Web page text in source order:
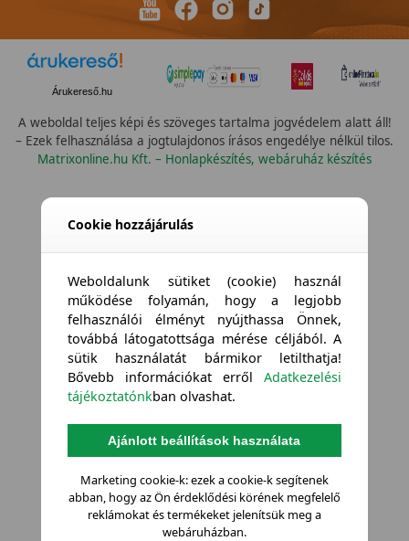
Árukereső.hu
A weboldal teljes képi és szöveges tartalma jogvédelem alatt áll!
– Ezek felhasználása a jogtulajdonos írásos engedélye nélkül tilos.
Matrixonline.hu Kft. – Honlapkészítés, webáruház készítés
Cookie hozzájárulás
Weboldalunk sütiket (cookie) használ
működése folyamán, hogy a legjobb
felhasználói élményt nyújthassa Önnek,
továbbá látogatottsága mérése céljából. A
sütik használatát bármikor letilthatja!
Bővebb információkat errőlAdatkezelési
tájékoztatónkban olvashat.
Ajánlott beállítások használata
Marketing cookie-k: ezek a cookie-k segítenek
abban, hogy az Ön érdeklődési körének megfelelő
reklámokat és termékeket jelenítsük meg a
webáruházban.